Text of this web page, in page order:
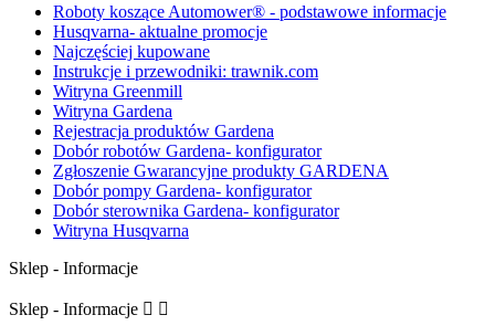
Roboty koszące Automower® - podstawowe informacje
Husqvarna- aktualne promocje
Najczęściej kupowane
Instrukcje i przewodniki: trawnik.com
Witryna Greenmill
Witryna Gardena
Rejestracja produktów Gardena
Dobór robotów Gardena- konfigurator
Zgłoszenie Gwarancyjne produkty GARDENA
Dobór pompy Gardena- konfigurator
Dobór sterownika Gardena- konfigurator
Witryna Husqvarna
Sklep - Informacje
Sklep - Informacje  